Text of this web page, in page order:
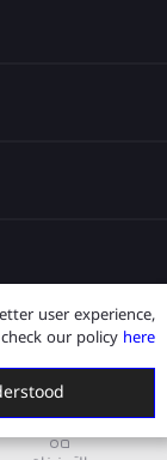
قدم الآن
user experience,
check our policy here